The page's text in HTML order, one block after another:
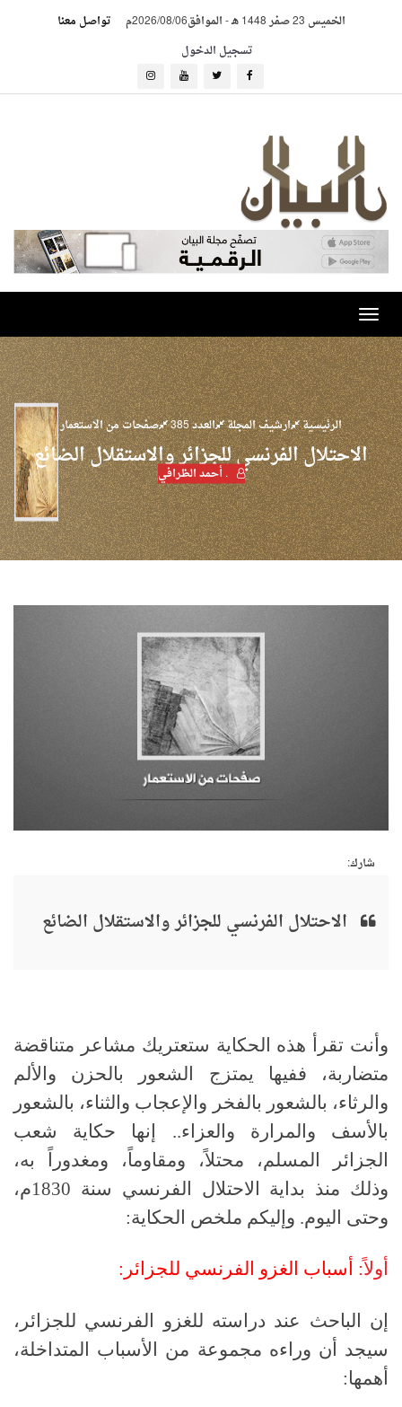
الخميس 23 صفر 1448 هـ -الموافق2026/08/06م
تواصل معنا
تسجيل الدخول
Toggle
navigation
الرئيسية ارشيف المجلة العدد 385 صفحات من الاستعمار
الاحتلال الفرنسي للجزائر والاستقلال الضائع
. أحمد الظرافي
شارك:
الاحتلال الفرنسي للجزائر والاستقلال الضائع
وأنت تقرأ هذه الحكاية ستعتريك مشاعر متناقضة
متضاربة، ففيها يمتزج الشعور بالحزن والألم
والرثاء، بالشعور بالفخر والإعجاب والثناء، بالشعور
بالأسف والمرارة والعزاء.. إنها حكاية شعب
الجزائر المسلم، محتلاً، ومقاوماً، ومغدوراً به،
وذلك منذ بداية الاحتلال الفرنسي سنة 1830م،
وحتى اليوم. وإليكم ملخص الحكاية:
أولاً: أسباب الغزو الفرنسي للجزائر:
إن الباحث عند دراسته للغزو الفرنسي للجزائر،
سيجد أن وراءه مجموعة من الأسباب المتداخلة،
أهمها: